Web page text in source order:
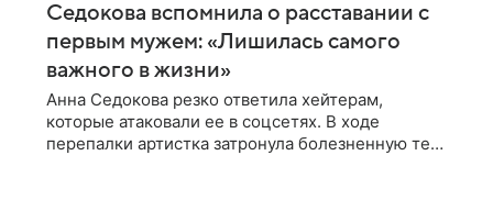
Седокова вспомнила о расставании с
первым мужем: «Лишилась самого
важного в жизни»
Анна Седокова резко ответила хейтерам,
которые атаковали ее в соцсетях. В ходе
перепалки артистка затронула болезненную тему